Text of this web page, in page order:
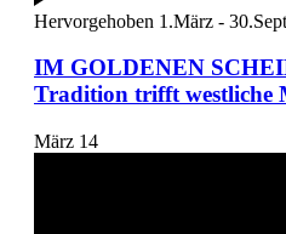
Hervorgehoben 1.März -
IM GOLDENEN
Tradition trifft westliche
März 14